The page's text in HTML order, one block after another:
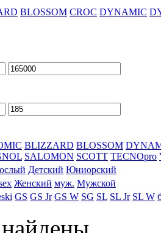
BLOSSOM CROC DYNAMIC
BLIZZARD BLOSSOM
SALOMON SCOTT TECNOpro
Детский Юниорский
Женский муж. Мужской
GS GS Jr GS W SG SL SL Jr SL W